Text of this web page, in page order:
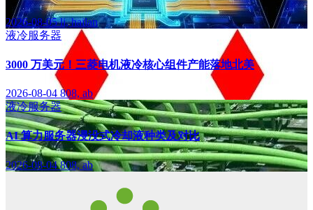
2026-08-05li, hailan
液冷服务器
3000 万美元！三菱电机液冷核心组件产能落地北美
2026-08-04 808, ab
液冷服务器
AI 算力服务器浸没式冷却液种类及对比
2026-08-04808, ab